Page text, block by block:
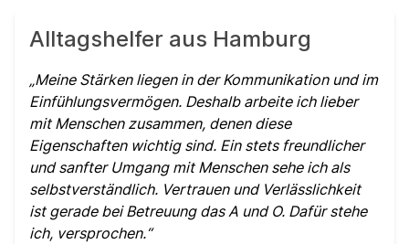
Alltagshelfer aus Hamburg
Meine Stärken liegen in der Kommunikation und im
Einfühlungsvermögen. Deshalb arbeite ich lieber
mit Menschen zusammen, denen diese
Eigenschaften wichtig sind. Ein stets freundlicher
und sanfter Umgang mit Menschen sehe ich als
selbstverständlich. Vertrauen und Verlässlichkeit
ist gerade bei Betreuung das A und O. Dafür stehe
ich, versprochen.